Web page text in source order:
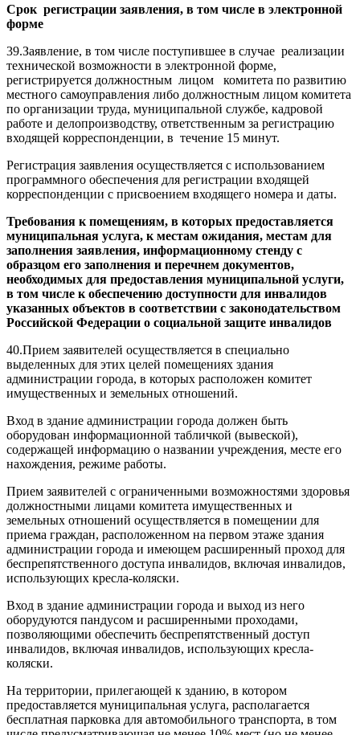
Срок регистрации заявления, в том числе в электронной
форме
39.Заявление, в том числе поступившее в случае реализации
технической возможности в электронной форме,
регистрируется должностным лицом комитета по развитию
местного самоуправления либо должностным лицом комитета
по организации труда, муниципальной службе, кадровой
работе и делопроизводству, ответственным за регистрацию
входящей корреспонденции, в течение 15 минут.
Регистрация заявления осуществляется с использованием
программного обеспечения для регистрации входящей
корреспонденции с присвоением входящего номера и даты.
Требования к помещениям, в которых предоставляется
муниципальная услуга, к местам ожидания, местам для
заполнения заявления, информационному стенду с
образцом его заполнения и перечнем документов,
необходимых для предоставления муниципальной услуги,
в том числе к обеспечению доступности для инвалидов
указанных объектов в соответствии с законодательством
Российской Федерации о социальной защите инвалидов
40.Прием заявителей осуществляется в специально
выделенных для этих целей помещениях здания
администрации города, в которых расположен комитет
имущественных и земельных отношений.
Вход в здание администрации города должен быть
оборудован информационной табличкой (вывеской),
содержащей информацию о названии учреждения, месте его
нахождения, режиме работы.
Прием заявителей с ограниченными возможностями здоровья
должностными лицами комитета имущественных и
земельных отношений осуществляется в помещении для
приема граждан, расположенном на первом этаже здания
администрации города и имеющем расширенный проход для
беспрепятственного доступа инвалидов, включая инвалидов,
использующих кресла-коляски.
Вход в здание администрации города и выход из него
оборудуются пандусом и расширенными проходами,
позволяющими обеспечить беспрепятственный доступ
инвалидов, включая инвалидов, использующих кресла-
коляски.
На территории, прилегающей к зданию, в котором
предоставляется муниципальная услуга, располагается
бесплатная парковка для автомобильного транспорта, в том